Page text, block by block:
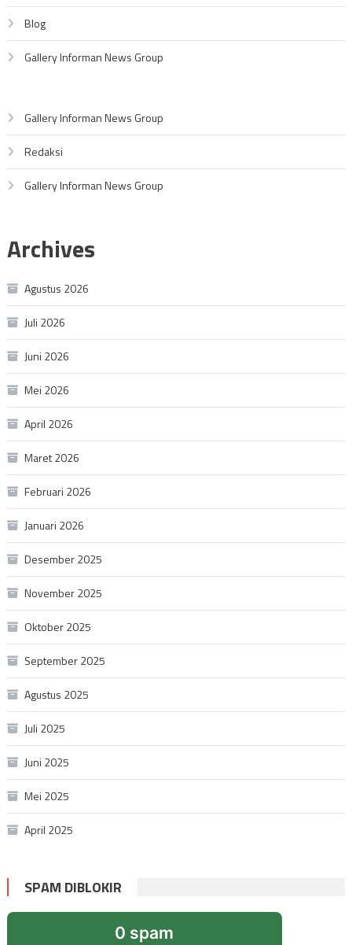
Blog
Gallery Informan News Group
Gallery Informan News Group
Redaksi
Gallery Informan News Group
Archives
Agustus 2026
Juli 2026
Juni 2026
Mei 2026
April 2026
Maret 2026
Februari 2026
Januari 2026
Desember 2025
November 2025
Oktober 2025
September 2025
Agustus 2025
Juli 2025
Juni 2025
Mei 2025
April 2025
SPAM DIBLOKIR
0 spam